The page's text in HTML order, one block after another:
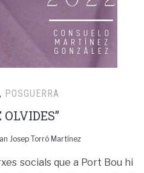
, POSGUERRA
OLVIDES”
Josep Torró Martínez
socials que a Port Bou hi